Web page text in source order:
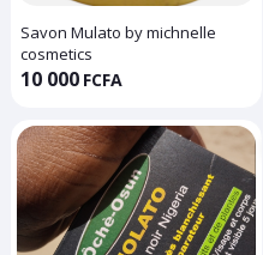
Savon Mulato by michnelle
cosmetics
10 000 FCFA